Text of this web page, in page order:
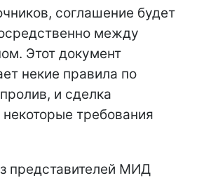
соглашение будет
между
Этот документ
некие правила по
и сделка
требования
представителей МИД